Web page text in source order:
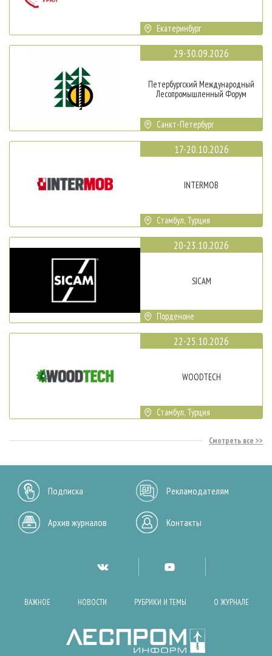
Екатеринбург
29-30.09.2026
Петербургский Международный
Лесопромышленный Форум
Санкт-Петербург
17-20.10.2026
INTERMOB
Стамбул, Турция
20-23.10.2026
SICAM
Порденоне
22-25.10.2026
WOODTECH
Стамбул, Турция
Смотреть все
Подписка Рекламодателям
Архив журналов Контакты
ВАЖНОЕ НОВОСТИ РУБРИКИ И ТЕМЫ О ЖУРНАЛЕ